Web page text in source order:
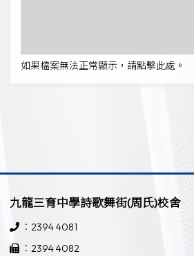
如果檔案無法正常顯示，請點擊此處。
九龍三育中學詩歌舞街(周氏)校舍
：2394 4081
：2394 4082